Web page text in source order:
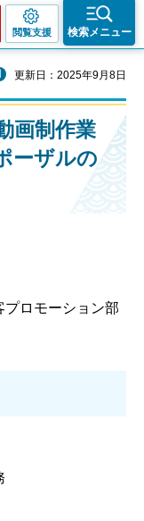
閲覧支援 検索メニュー
更新日：2025年9月8日
画制作業
ーザルの
ロモーション部